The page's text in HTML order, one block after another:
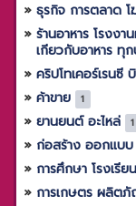
ธุรกิจ การตลาด
ร้านอาหาร โรงง
เกียวกับอาหาร ทุก
คริปโทเคอร์เรน
ค้าขาย 1
ยานยนต์ อะไหล่ 1
ก่อสร้าง ออกแบ
การศึกษา โรงเรี
การเกษตร ผลิต